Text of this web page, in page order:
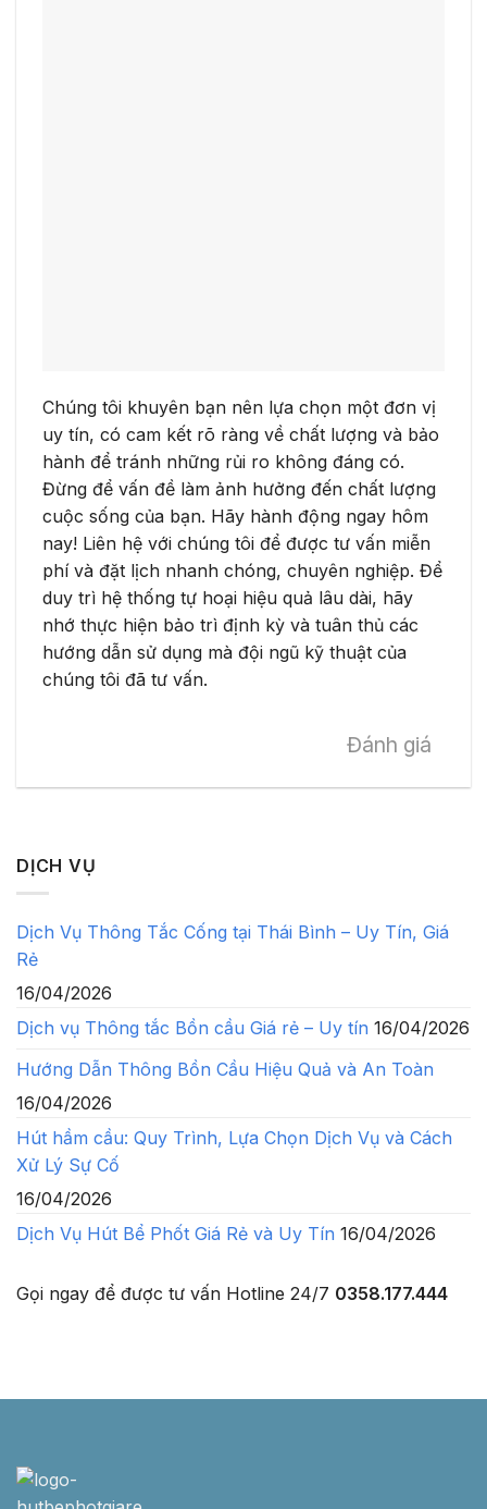
Chúng tôi khuyên bạn nên lựa chọn một đơn vị
uy tín, có cam kết rõ ràng về chất lượng và bảo
hành để tránh những rủi ro không đáng có.
Đừng để vấn đề làm ảnh hưởng đến chất lượng
cuộc sống của bạn. Hãy hành động ngay hôm
nay! Liên hệ với chúng tôi để được tư vấn miễn
phí và đặt lịch nhanh chóng, chuyên nghiệp. Để
duy trì hệ thống tự hoại hiệu quả lâu dài, hãy
nhớ thực hiện bảo trì định kỳ và tuân thủ các
hướng dẫn sử dụng mà đội ngũ kỹ thuật của
chúng tôi đã tư vấn.
Đánh giá
DỊCH VỤ
Dịch Vụ Thông Tắc Cống tại Thái Bình – Uy Tín, Giá
Rẻ
16/04/2026
Dịch vụ Thông tắc Bồn cầu Giá rẻ – Uy tín 16/04/2026
Hướng Dẫn Thông Bồn Cầu Hiệu Quả và An Toàn
16/04/2026
Hút hầm cầu: Quy Trình, Lựa Chọn Dịch Vụ và Cách
Xử Lý Sự Cố
16/04/2026
Dịch Vụ Hút Bể Phốt Giá Rẻ và Uy Tín 16/04/2026
Gọi ngay để được tư vấn Hotline 24/7 0358.177.444